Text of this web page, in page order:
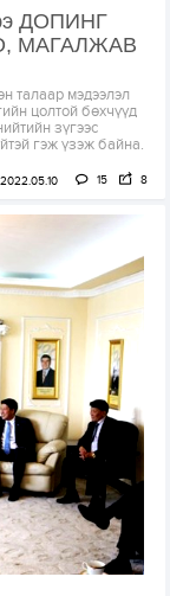
ДОПИНГ
МАГАЛЖАВ
талаар мэдээлэл
цолтой бөхчүүд
зүгээс
гэж үзэж байна.
2022.05.10 15 8